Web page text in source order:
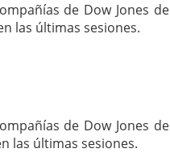
de Dow Jones de
las últimas sesiones.
de Dow Jones de
las últimas sesiones.